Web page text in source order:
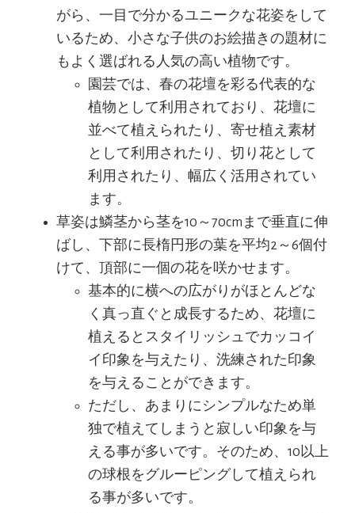
がら、一目で分かるユニークな花姿をして
いるため、小さな子供のお絵描きの題材に
もよく選ばれる人気の高い植物です。
園芸では、春の花壇を彩る代表的な
植物として利用されており、花壇に
並べて植えられたり、寄せ植え素材
として利用されたり、切り花として
利用されたり、幅広く活用されてい
ます。
草姿は鱗茎から茎を10～70cmまで垂直に伸
ばし、下部に長楕円形の葉を平均2～6個付
けて、頂部に一個の花を咲かせます。
基本的に横への広がりがほとんどな
く真っ直ぐと成長するため、花壇に
植えるとスタイリッシュでカッコイ
イ印象を与えたり、洗練された印象
を与えることができます。
ただし、あまりにシンプルなため単
独で植えてしまうと寂しい印象を与
える事が多いです。そのため、10以上
の球根をグルーピングして植えられ
る事が多いです。